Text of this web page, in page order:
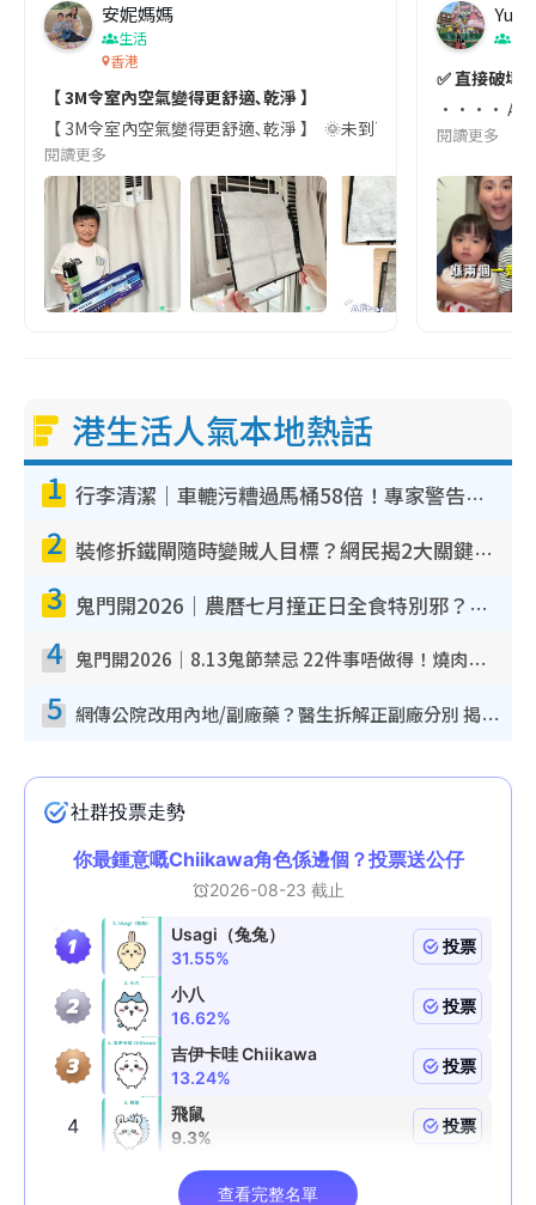
安妮媽媽
生活
香港
【 3M令室內空氣變得更舒適､乾淨 】
【 3M令室內空氣變得更舒適､乾淨 】 🌞未到7月已經30度,天
閱讀更多
✅ 直接破壞
••••
閱讀更多
港生活人氣本地熱話
1 行李清潔｜車轆污糟過馬桶58倍！專家警告忌用酒精抹 教1招免污手除菌
2 裝修拆鐵閘隨時變賊人目標？網民揭2大關鍵用途：裝新式等於白裝？附新舊鐵閘分別
3 鬼門開2026｜農曆七月撞正日全食特別邪？專家警告切忌做一事！揭4大禁忌+2招保平安
4 鬼門開2026｜8.13鬼節禁忌 22件事唔做得！燒肉、刺身要少食？半夜勿吹口哨/打呢個電話
5 網傳公院改用內地/副廠藥？醫生拆解正副廠分別 揭4類人換藥隨時出事